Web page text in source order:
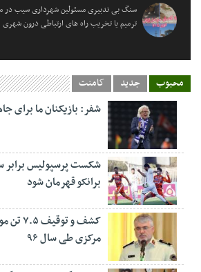
سنگ بی تدبیری مسئولین شهرداری سیب در
ترمیم یا تخریب راه های ارتباطی درون شهری
محبوب جدید کامنت
شفر: بازیکنان ما برای
شکست پرسپولیس برابر
برانکو قهرمان شود
کشف و
مرکزی طی سال ۹۶